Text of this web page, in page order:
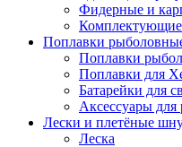
Фидерные и
Поплавки
Поплавки
Поплавки для
Батарейки для
Аксессуары
Лески и плетёные
Леска